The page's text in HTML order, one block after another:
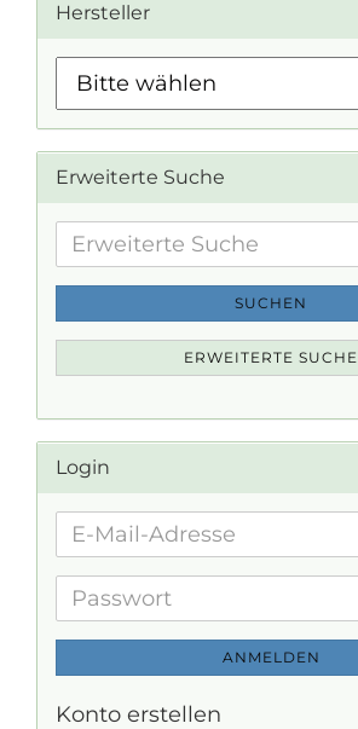
Hersteller
Erweiterte Suche
Erweiterte
Suche
SUCHEN
ERWEITERTE SUCHE
Login
E-
Adresse
Passwort
ANMELDEN
Konto erstellen